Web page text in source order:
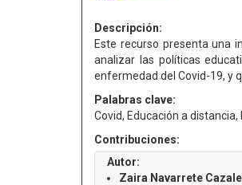
Descripción:
Este recurso presenta una
analizar las políticas
enfermedad del Covid-19, y
Palabras clave:
Covid, Educación a
Contribuciones:
Autor:
Zaira Navarrete